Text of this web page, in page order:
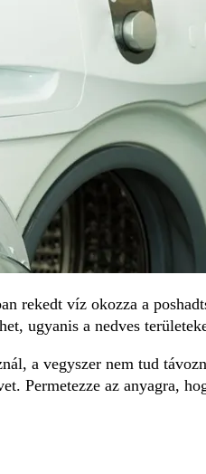
re­kedt víz okozza a
ugyanis a nedves
a vegyszer nem tud
Permetezze az anyagra,